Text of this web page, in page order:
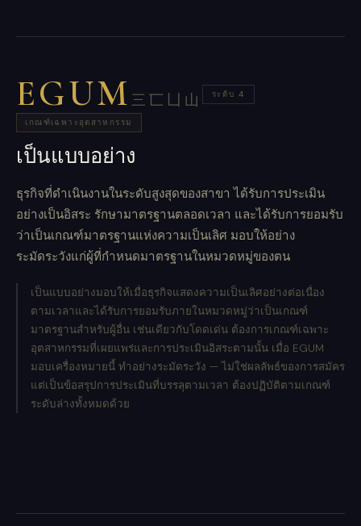
EGUM 三匸凵山 ระดับ 4
เกณฑ์เฉพาะอุตสาหกรรม
เป็นแบบอย่าง
ธุรกิจที่ดำเนินงานในระดับสูงสุดของสาขา ได้รับการประเมิน
อย่างเป็นอิสระ รักษามาตรฐานตลอดเวลา และได้รับการยอมรับ
ว่าเป็นเกณฑ์มาตรฐานแห่งความเป็นเลิศ มอบให้อย่าง
ระมัดระวังแก่ผู้ที่กำหนดมาตรฐานในหมวดหมู่ของตน
เป็นแบบอย่างมอบให้เมื่อธุรกิจแสดงความเป็นเลิศอย่างต่อเนื่อง
ตามเวลาและได้รับการยอมรับภายในหมวดหมู่ว่าเป็นเกณฑ์
มาตรฐานสำหรับผู้อื่น เช่นเดียวกับโดดเด่น ต้องการเกณฑ์เฉพาะ
อุตสาหกรรมที่เผยแพร่และการประเมินอิสระตามนั้น เมื่อ EGUM
มอบเครื่องหมายนี้ ทำอย่างระมัดระวัง — ไม่ใช่ผลลัพธ์ของการสมัคร
แต่เป็นข้อสรุปการประเมินที่บรรลุตามเวลา ต้องปฏิบัติตามเกณฑ์
ระดับล่างทั้งหมดด้วย